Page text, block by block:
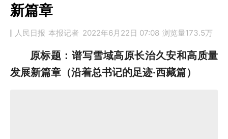
新篇章
人民日报 本报记者 2022年6月22日 07:08 浏览量173.5万
原标题：谱写雪域高原长治久安和高质量
发展新篇章（沿着总书记的足迹·西藏篇）